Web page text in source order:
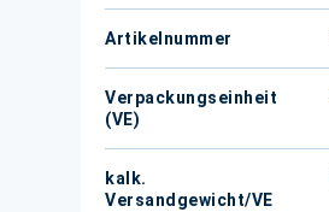
Artikelnummer
Verpackungseinheit
(VE)
kalk.
Versandgewicht/VE